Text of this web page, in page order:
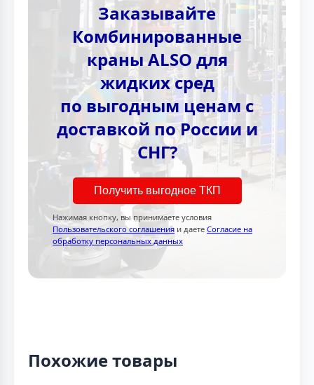
Заказывайте
Комбинированные
краны ALSO для
жидких сред
по выгодным ценам с
доставкой по России и
СНГ?
Получить выгодное ТКП
Нажимая кнопку, вы принимаете условия
Пользовательского соглашения и даете Согласие на
обработку персональных данных
Похожие товары